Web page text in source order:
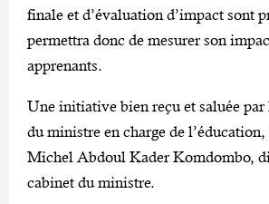
finale et d’évaluation d’impact sont
permettra donc de mesurer son
apprenants.
Une initiative bien reçu et saluée par
du ministre en charge de
Michel Abdoul Kader Komdombo,
cabinet du ministre.